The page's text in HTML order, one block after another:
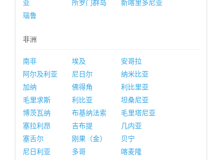
亚
所罗门群岛
新喀里多尼亚
瑙鲁
非洲
南非 埃及
安哥拉
阿尔及利亚
尼日尔
纳米比亚
加纳
佛得角
利比里亚
毛里求斯
利比亚
坦桑尼亚
博茨瓦纳
布基纳法索
毛里塔尼亚
塞拉利昂
吉布提
几内亚
塞舌尔
刚果（金）
贝宁
尼日利亚
多哥
喀麦隆